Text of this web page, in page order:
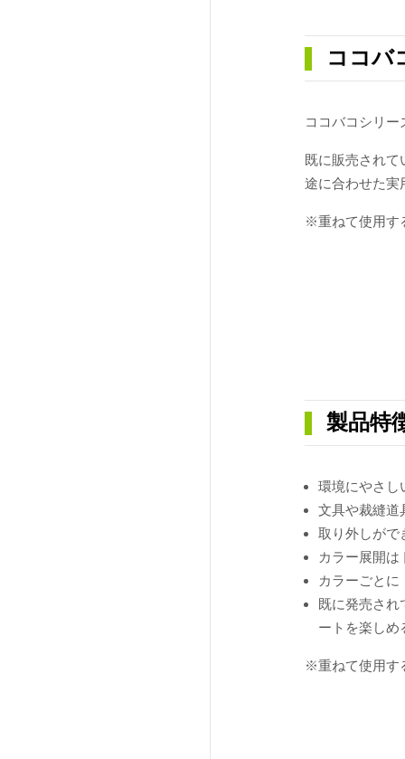
ココバ
ココバコシリー
既に販売され
途に合わせた実
※重ねて使用す
製品特
環境にやさし
文具や裁縫道
取り外しがで
カラー展開
カラーごと
既に発売され
ートを楽しめ
※重ねて使用す